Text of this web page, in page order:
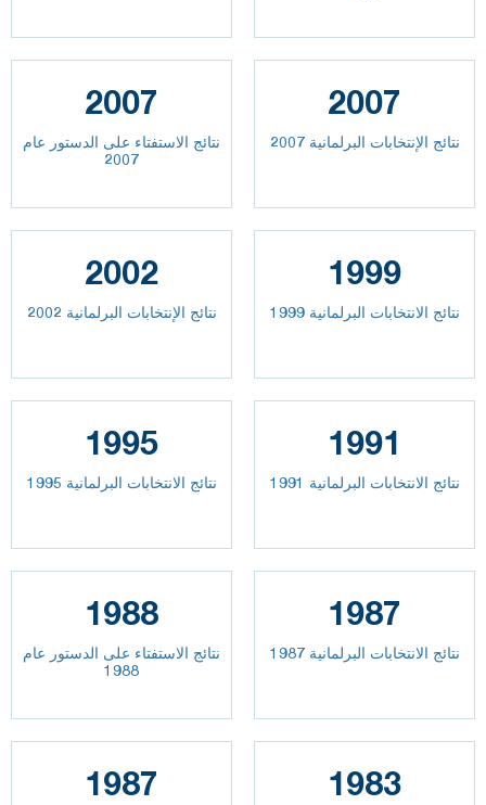
2007
نتائج الاستفتاء على الدستور عام
2007
2007
نتائج الإنتخابات البرلمانية 2007
2002
نتائج الإنتخابات البرلمانية 2002
1999
نتائج الانتخابات البرلمانية 1999
1995
نتائج الانتخابات البرلمانية 1995
1991
نتائج الانتخابات البرلمانية 1991
1988
نتائج الاستفتاء على الدستور عام
1988
1987
نتائج الانتخابات البرلمانية 1987
1987 1983